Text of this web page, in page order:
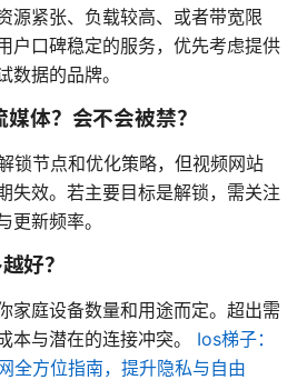
源紧张、负载较高、或者带宽限
户口碑稳定的服务，优先考虑提供
数据的品牌。
体？会不会被禁？
锁节点和优化策略，但视频网站
失效。若主要目标是解锁，需关注
更新频率。
好？
家庭设备数量和用途而定。超出需
本与潜在的连接冲突。 Ios梯子：
全方位指南，提升隐私与自由